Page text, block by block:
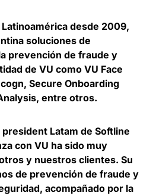
desde 2009,
soluciones de
prevención de fraude y
de VU como VU Face
Secure Onboarding
entre otros.
president Latam de Softline
con VU ha sido muy
y nuestros clientes. Su
de prevención de fraude y
acompañado por la